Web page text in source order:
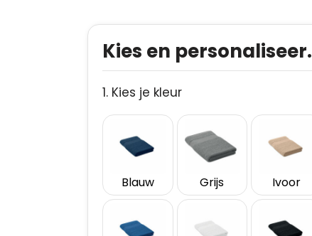
Kies en personaliseer.
1. Kies je kleur
Blauw Grijs Ivoor